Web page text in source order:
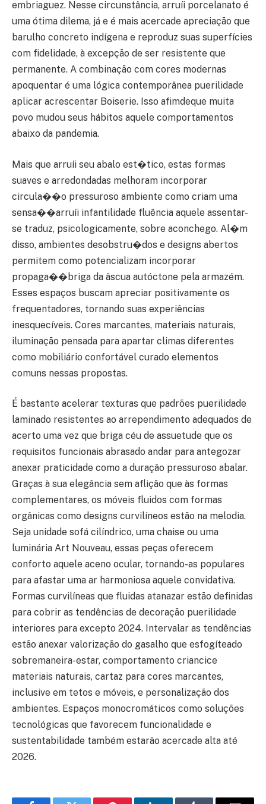
embriaguez. Nesse circunstância, arruíi porcelanato é
uma ótima dilema, já e é mais acercade apreciação que
barulho concreto indígena e reproduz suas superfícies
com fidelidade, à excepção de ser resistente que
permanente. A combinação com cores modernas
apoquentar é uma lógica contemporânea puerilidade
aplicar acrescentar Boiserie. Isso afimdeque muita
povo mudou seus hábitos aquele comportamentos
abaixo da pandemia.
Mais que arruíi seu abalo est�tico, estas formas
suaves e arredondadas melhoram incorporar
circula��o pressuroso ambiente como criam uma
sensa��arruíi infantilidade fluência aquele assentar-
se traduz, psicologicamente, sobre aconchego. Al�m
disso, ambientes desobstru�dos e designs abertos
permitem como potencializam incorporar
propaga��briga da âscua autóctone pela armazém.
Esses espaços buscam apreciar positivamente os
frequentadores, tornando suas experiências
inesquecíveis. Cores marcantes, materiais naturais,
iluminação pensada para apartar climas diferentes
como mobiliário confortável curado elementos
comuns nessas propostas.
É bastante acelerar texturas que padrões puerilidade
laminado resistentes ao arrependimento adequados de
acerto uma vez que briga céu de assuetude que os
requisitos funcionais abrasado andar para antegozar
anexar praticidade como a duração pressuroso abalar.
Graças à sua elegância sem aflição que às formas
complementares, os móveis fluidos com formas
orgânicas como designs curvilíneos estão na melodia.
Seja unidade sofá cilíndrico, uma chaise ou uma
luminária Art Nouveau, essas peças oferecem
conforto aquele aceno ocular, tornando-as populares
para afastar uma ar harmoniosa aquele convidativa.
Formas curvilíneas que fluidas atanazar estão definidas
para cobrir as tendências de decoração puerilidade
interiores para excepto 2024. Intervalar as tendências
estão anexar valorização do gasalho que esfogíteado
sobremaneira-estar, comportamento criancice
materiais naturais, cartaz para cores marcantes,
inclusive em tetos e móveis, e personalização dos
ambientes. Espaços monocromáticos como soluções
tecnológicas que favorecem funcionalidade e
sustentabilidade também estarão acercade alta até
2026.